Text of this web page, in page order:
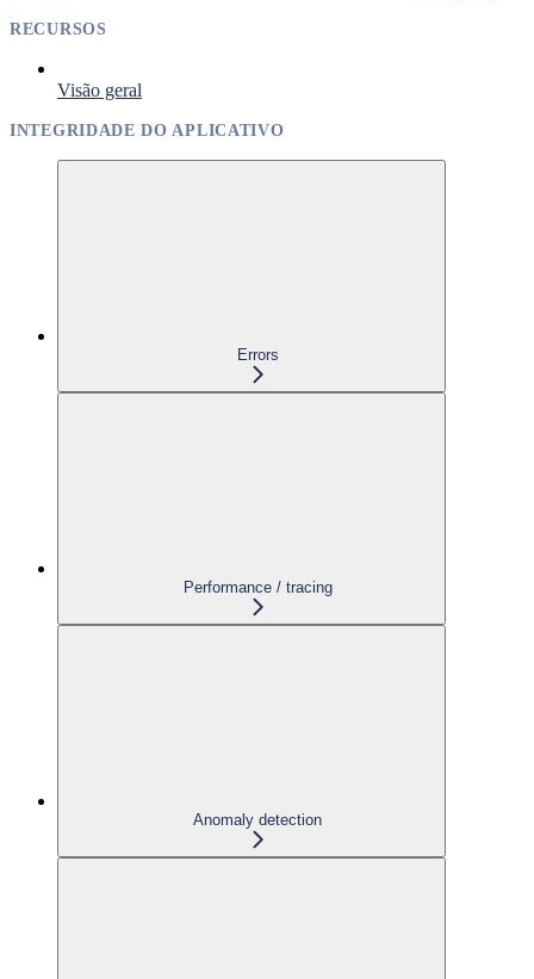
RECURSOS
Visão geral
INTEGRIDADE DO APLICATIVO
Errors
Performance / tracing
Anomaly detection